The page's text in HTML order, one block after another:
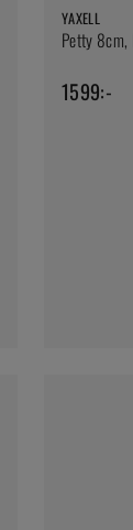
YAXELL
Petty 8cm,
1599:-